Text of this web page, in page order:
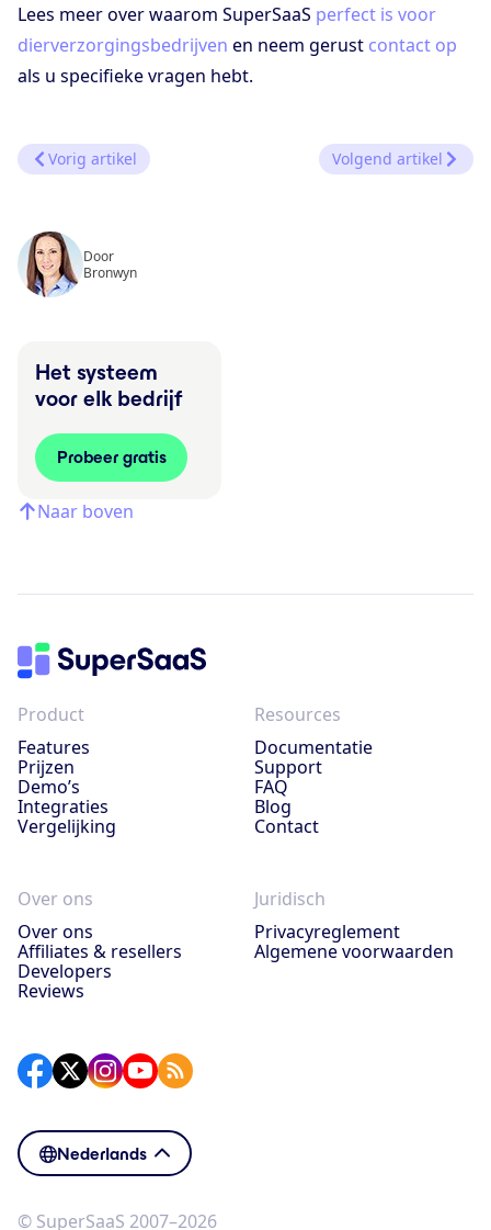
Lees meer over waarom SuperSaaS perfect is voor
dierverzorgingsbedrijven en neem gerust contact op
als u specifieke vragen hebt.
Vorig artikel Volgend artikel
Door
Bronwyn
Het systeem
voor elk bedrijf
Probeer gratis
Naar boven
Product
Features
Prijzen
Demo’s
Integraties
Vergelijking
Resources
Documentatie
Support
FAQ
Blog
Contact
Over ons
Over ons
Affiliates & resellers
Developers
Reviews
Juridisch
Privacyreglement
Algemene voorwaarden
Nederlands
© SuperSaaS 2007–2026